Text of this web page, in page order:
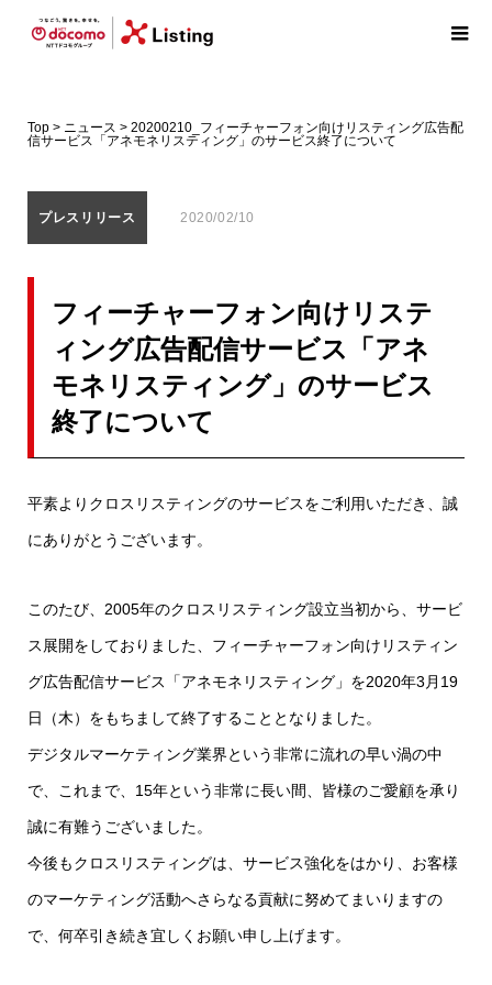
Top> ニュース > 20200210_フィーチャーフォン向けリスティング広告配
信サービス「アネモネリスティング」のサービス終了について
プレスリリース 2020/02/10
フィーチャーフォン向けリステ
ィング広告配信サービス「アネ
モネリスティング」のサービス
終了について
平素よりクロスリスティングのサービスをご利用いただき、誠
にありがとうございます。
このたび、2005年のクロスリスティング設立当初から、サービ
ス展開をしておりました、フィーチャーフォン向けリスティン
グ広告配信サービス「アネモネリスティング」を2020年3月19
日（木）をもちまして終了することとなりました。
デジタルマーケティング業界という非常に流れの早い渦の中
で、これまで、15年という非常に長い間、皆様のご愛顧を承り
誠に有難うございました。
今後もクロスリスティングは、サービス強化をはかり、お客様
のマーケティング活動へさらなる貢献に努めてまいりますの
で、何卒引き続き宜しくお願い申し上げます。